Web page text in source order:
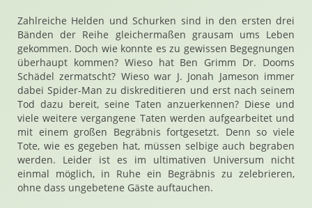
Zahlreiche Helden und Schurken sind in den ersten drei
Bänden der Reihe gleichermaßen grausam ums Leben
gekommen. Doch wie konnte es zu gewissen Begegnungen
überhaupt kommen? Wieso hat Ben Grimm Dr. Dooms
Schädel zermatscht? Wieso war J. Jonah Jameson immer
dabei Spider-Man zu diskreditieren und erst nach seinem
Tod dazu bereit, seine Taten anzuerkennen? Diese und
viele weitere vergangene Taten werden aufgearbeitet und
mit einem großen Begräbnis fortgesetzt. Denn so viele
Tote, wie es gegeben hat, müssen selbige auch begraben
werden. Leider ist es im ultimativen Universum nicht
einmal möglich, in Ruhe ein Begräbnis zu zelebrieren,
ohne dass ungebetene Gäste auftauchen.